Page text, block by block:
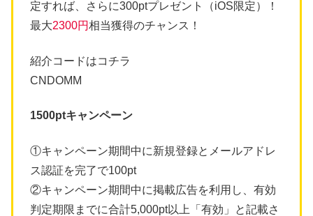
定すれば、さらに300ptプレゼント（iOS限定）！
最大2300円相当獲得のチャンス！
紹介コードはコチラ
CNDOMM
1500ptキャンペーン
①キャンペーン期間中に新規登録とメールアドレ
ス認証を完了で100pt
②キャンペーン期間中に掲載広告を利用し、有効
判定期限までに合計5,000pt以上「有効」と記載さ